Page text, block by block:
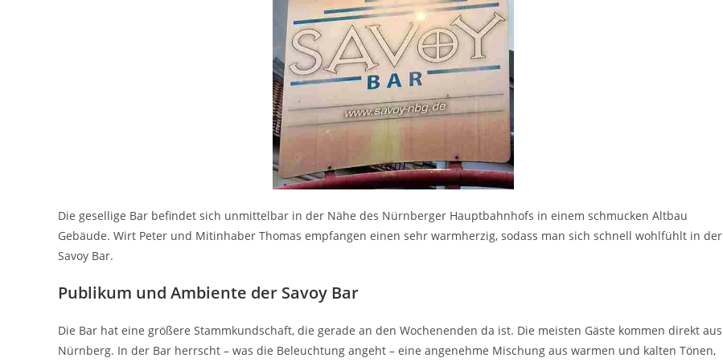
Die gesellige Bar befindet sich unmittelbar in der Nähe des Nürnberger Hauptbahnhofs in einem schmucken Altbau
Gebäude. Wirt Peter und Mitinhaber Thomas empfangen einen sehr warmherzig, sodass man sich schnell wohlfühlt in der
Savoy Bar.
Publikum und Ambiente der Savoy Bar
Die Bar hat eine größere Stammkundschaft, die gerade an den Wochenenden da ist. Die meisten Gäste kommen direkt aus
Nürnberg. In der Bar herrscht – was die Beleuchtung angeht – eine angenehme Mischung aus warmen und kalten Tönen,